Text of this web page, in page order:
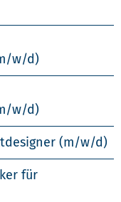
w/d)
w/d)
(m/w/d)
für